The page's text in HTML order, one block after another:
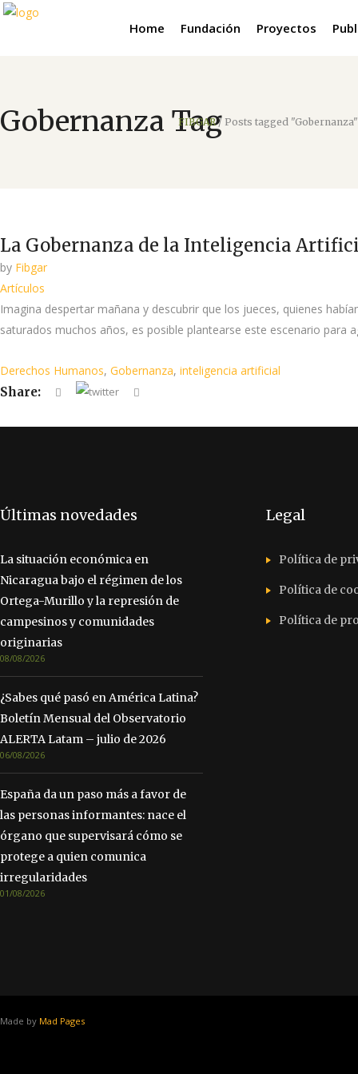
Home Fundación Proyectos
Gobernanza Tag
FIBGAR/ Posts tagged "Gobernanza"
La Gobernanza de la Inteligencia
by Fibgar
Artículos
Imagina despertar mañana y descubrir que los jueces, quienes
saturados muchos años, es posible plantearse este escenario para
Derechos Humanos, Gobernanza, inteligencia artificial
Share:
Últimas novedades
La situación económica en
Nicaragua bajo el régimen de los
Ortega-Murillo y la represión de
campesinos y comunidades
originarias
08/08/2026
¿Sabes qué pasó en América Latina?
Boletín Mensual del Observatorio
ALERTA Latam – julio de 2026
06/08/2026
España da un paso más a favor de
las personas informantes: nace el
órgano que supervisará cómo se
protege a quien comunica
irregularidades
01/08/2026
Legal
Política de
Política de
Política de
Made by Mad Pages